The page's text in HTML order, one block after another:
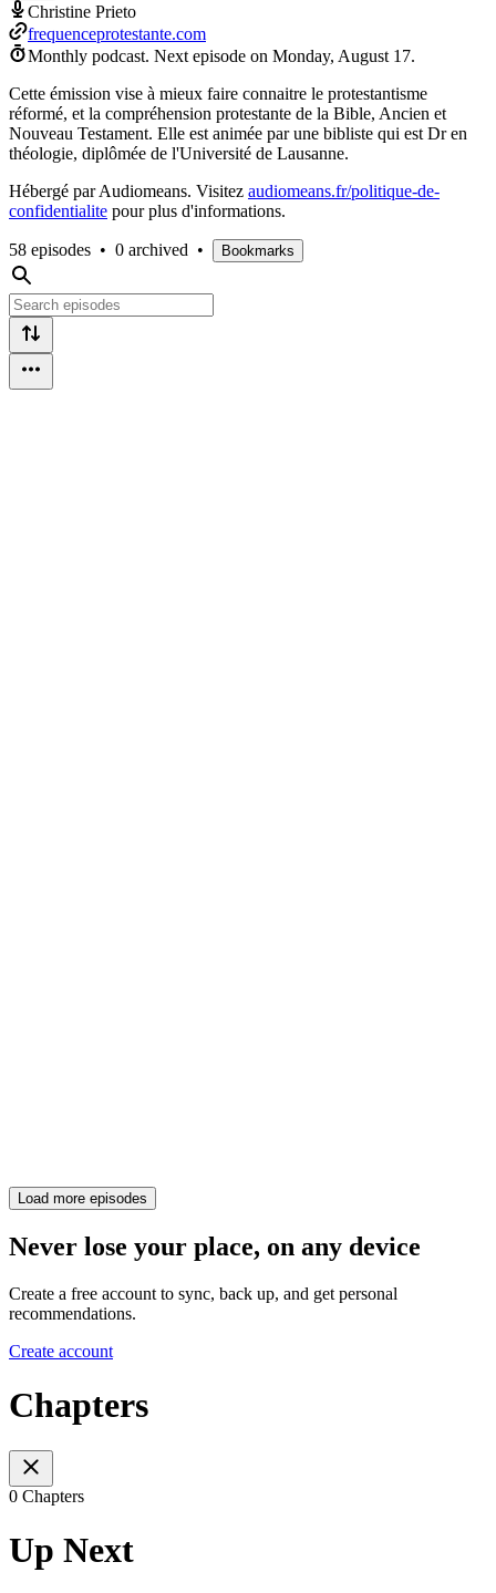
Christine Prieto
frequenceprotestante.com
Monthly podcast. Next episode on Monday, August 17.
Cette émission vise à mieux faire connaitre le protestantisme
réformé, et la compréhension protestante de la Bible, Ancien et
Nouveau Testament. Elle est animée par une bibliste qui est Dr en
théologie, diplômée de l'Université de Lausanne.
Hébergé par Audiomeans. Visitez audiomeans.fr/politique-de-
confidentialite pour plus d'informations.
58 episodes • 0 archived • Bookmarks
Load more episodes
Never lose your place, on any device
Create a free account to sync, back up, and get personal
recommendations.
Create account
Chapters
0 Chapters
Up Next